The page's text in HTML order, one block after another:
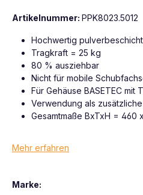
Artikelnummer: PPK8023.5012
Hochwertig
Tragkraft = 25 kg
80 % ausziehbar
Nicht für mobile
Für Gehäuse BASETEC mit
Verwendung als
Gesamtmaße BxTxH = 460
Mehr erfahren
Marke: